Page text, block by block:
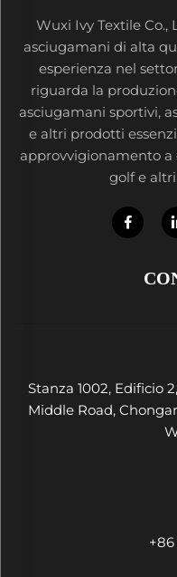
Wuxi Ivy Textile
asciugamani di alta
esperienza nel
riguarda la
asciugamani sportivi,
e altri prodotti
approvvigionamento a
golf e
Stanza 1002, Edificio
Middle Road,
+86